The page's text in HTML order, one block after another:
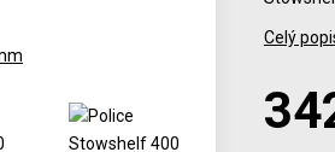
Celý